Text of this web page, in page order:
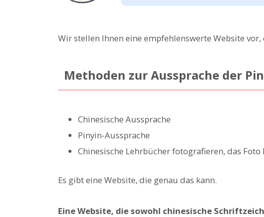
Wir stellen Ihnen eine empfehlenswerte Website
Methoden zur Aussprache der
Chinesische Aussprache
Pinyin-Aussprache
Chinesische Lehrbücher fotografieren, das
Es gibt eine Website, die genau das kann.
Eine Website, die sowohl chinesische